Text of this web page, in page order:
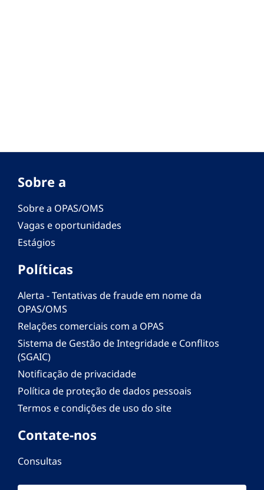
Sobre a
Sobre a OPAS/OMS
Vagas e oportunidades
Estágios
Políticas
Alerta - Tentativas de fraude em nome da
OPAS/OMS
Relações comerciais com a OPAS
Sistema de Gestão de Integridade e Conflitos
(SGAIC)
Notificação de privacidade
Política de proteção de dados pessoais
Termos e condições de uso do site
Contate-nos
Consultas